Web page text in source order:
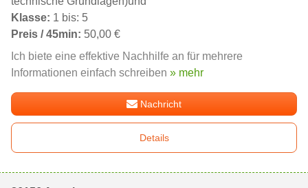
Klasse: 1 bis: 5
Preis / 45min: 50,00 €
Ich biete eine effektive Nachhilfe an für mehrere
Informationen einfach schreiben » mehr
Nachricht
Details